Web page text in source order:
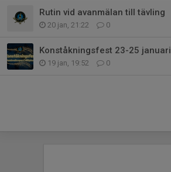
Rutin vid avanmälan till tävling
20 jan, 21:22 0
Konståkningsfest 23-25 januari
19 jan, 19:52 0